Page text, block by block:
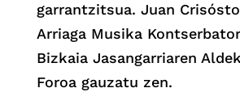
garrantzitsua. Juan
Arriaga Musika
Bizkaia Jasangarriaren
Foroa gauzatu zen.